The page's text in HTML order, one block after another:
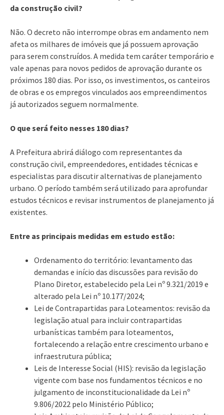
da construção civil?
Não. O decreto não interrompe obras em andamento nem
afeta os milhares de imóveis que já possuem aprovação
para serem construídos. A medida tem caráter temporário e
vale apenas para novos pedidos de aprovação durante os
próximos 180 dias. Por isso, os investimentos, os canteiros
de obras e os empregos vinculados aos empreendimentos
já autorizados seguem normalmente.
O que será feito nesses 180 dias?
A Prefeitura abrirá diálogo com representantes da
construção civil, empreendedores, entidades técnicas e
especialistas para discutir alternativas de planejamento
urbano. O período também será utilizado para aprofundar
estudos técnicos e revisar instrumentos de planejamento já
existentes.
Entre as principais medidas em estudo estão:
Ordenamento do território: levantamento das
demandas e início das discussões para revisão do
Plano Diretor, estabelecido pela Lei nº 9.321/2019 e
alterado pela Lei nº 10.177/2024;
Lei de Contrapartidas para Loteamentos: revisão da
legislação atual para incluir contrapartidas
urbanísticas também para loteamentos,
fortalecendo a relação entre crescimento urbano e
infraestrutura pública;
Leis de Interesse Social (HIS): revisão da legislação
vigente com base nos fundamentos técnicos e no
julgamento de inconstitucionalidade da Lei nº
9.806/2022 pelo Ministério Público;